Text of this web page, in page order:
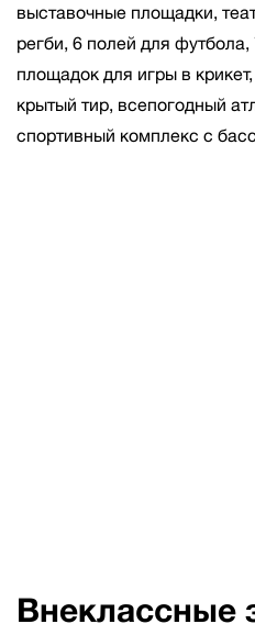
выставочные площадки,
регби, 6 полей для
площадок для игры в
крытый тир, всепогодный
спортивный комплекс с
Внеклассные